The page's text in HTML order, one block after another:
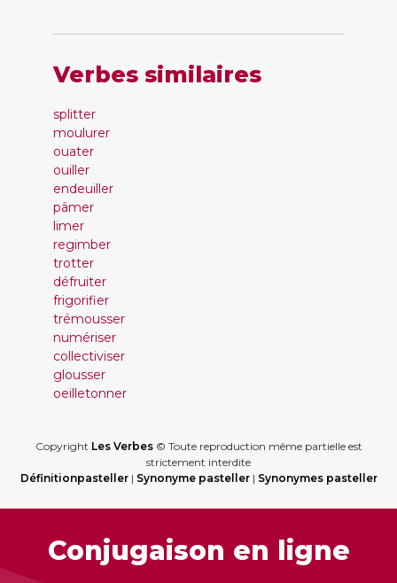
Verbes similaires
splitter
moulurer
ouater
ouiller
endeuiller
pâmer
limer
regimber
trotter
défruiter
frigorifier
trémousser
numériser
collectiviser
glousser
oeilletonner
Copyright Les Verbes© Toute reproduction même partielle est
strictement interdite
Définitionpasteller| Synonyme pasteller| Synonymes pasteller
Conjugaison en ligne